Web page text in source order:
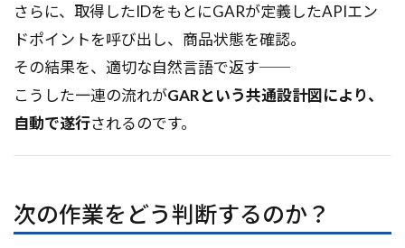
さらに、取得したIDをもとにGARが定義したAPIエン
ドポイントを呼び出し、商品状態を確認。
その結果を、適切な自然言語で返す──
こうした一連の流れがGARという共通設計図により、
自動で遂行されるのです。
次の作業をどう判断するのか？